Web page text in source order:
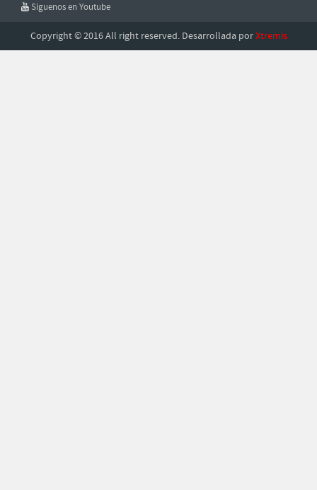
Síguenos en Youtube
Copyright © 2016 All right reserved. Desarrollada porXtremis